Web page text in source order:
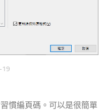
19
慣編頁碼。可以是很簡單